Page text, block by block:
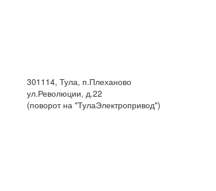
301114, Тула, п.Плеханово
ул.Революции, д.22
(поворот на "ТулаЭлектропривод")